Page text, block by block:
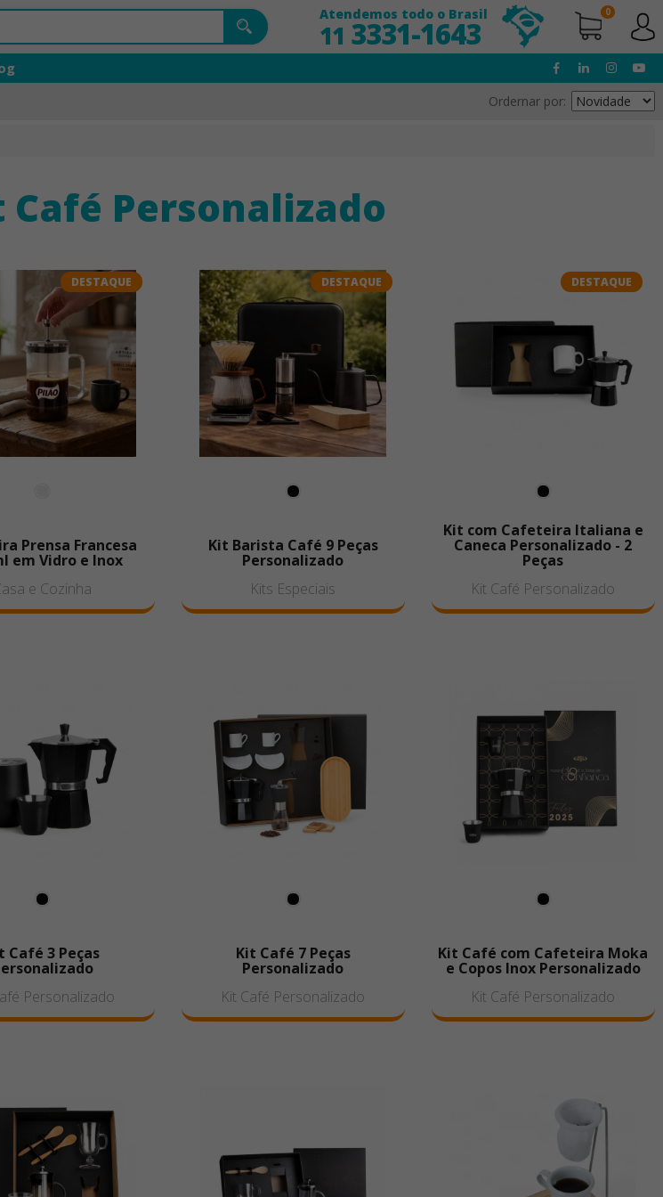
Atendemos todo o Brasil
11 3331-1643
0
Ordernar por:
Café Personalizado
DESTAQUE
Prensa Francesa
em Vidro e Inox
e Cozinha
DESTAQUE
Kit Barista Café 9 Peças
Personalizado
Kits Especiais
DESTAQUE
Kit com Cafeteira Italiana e
Caneca Personalizado - 2
Peças
Kit Café Personalizado
Café 3 Peças
Personalizado
Kit Café 7 Peças
Personalizado
Kit Café Personalizado
Kit Café com Cafeteira Moka
e Copos Inox Personalizado
Kit Café Personalizado